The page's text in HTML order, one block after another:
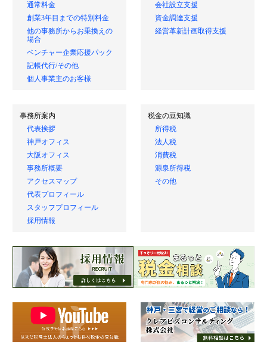
通常料金
創業3年目までの特別料金
他の事務所からお乗換えの
場合
ベンチャー企業応援パック
記帳代行/その他
個人事業主のお客様
会社設立支援
資金調達支援
経営革新計画取得支援
事務所案内
代表挨拶
神戸オフィス
大阪オフィス
事務所概要
アクセスマップ
代表プロフィール
スタッフプロフィール
採用情報
税金の豆知識
所得税
法人税
消費税
源泉所得税
その他